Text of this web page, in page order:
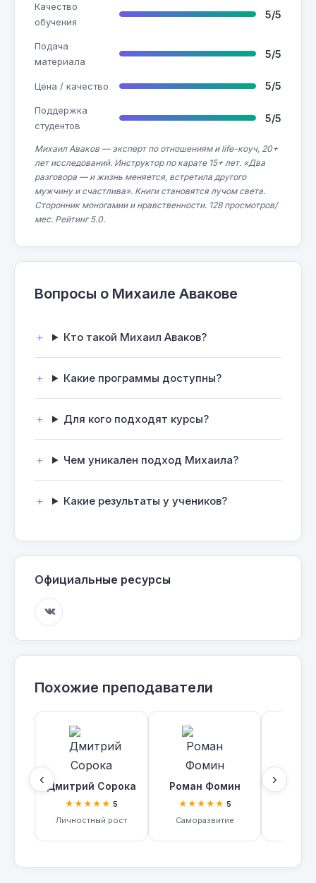
Качество
обучения
5/5
Подача
материала
5/5
Цена / качество 5/5
Поддержка
студентов
5/5
Михаил Аваков — эксперт по отношениям и life-коуч, 20+
лет исследований. Инструктор по карате 15+ лет. «Два
разговора — и жизнь меняется, встретила другого
мужчину и счастлива». Книги становятся лучом света.
Сторонник моногамии и нравственности. 128 просмотров/
мес. Рейтинг 5.0.
Вопросы о Михаиле Авакове
Кто такой Михаил Аваков?
Какие программы доступны?
Для кого подходят курсы?
Чем уникален подход Михаила?
Какие результаты у учеников?
Официальные ресурсы
Похожие преподаватели
‹ Дмитрий Сорока
★★★★★ 5
Личностный рост
Роман Фомин
★★★★★ 5
Саморазвитие
›